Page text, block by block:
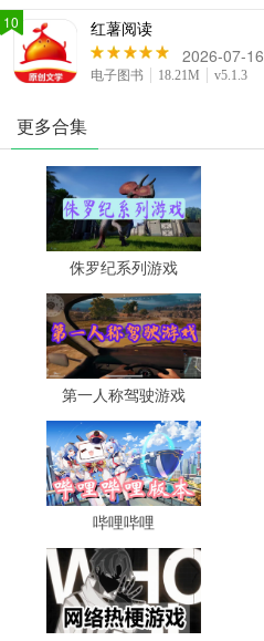
红薯阅读
2026-07-16
电子图书 18.21M v5.1.3
10
更多合集
侏罗纪系列游戏
第一人称驾驶游戏
哔哩哔哩